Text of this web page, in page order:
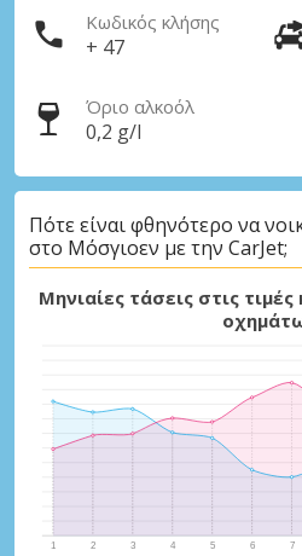
Κωδικός κλήσης
+ 47
Όριο αλκοόλ
0,2 g/l
Πότε είναι φθηνότερο να
στο Μόσγιοεν με την CarJet;
Μηνιαίες τάσεις στις